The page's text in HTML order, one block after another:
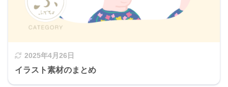
2025年4月26日
イラスト素材のまとめ